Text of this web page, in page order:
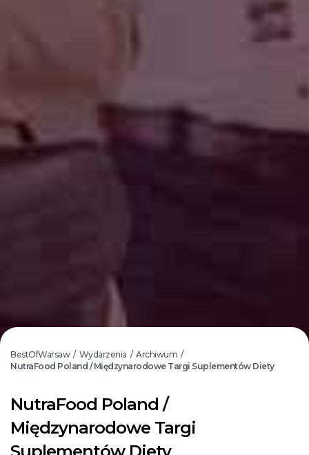
BestOfWarsaw / Wydarzenia / Archiwum /
NutraFood Poland / Międzynarodowe Targi Suplementów Diety
NutraFood Poland /
Międzynarodowe Targi